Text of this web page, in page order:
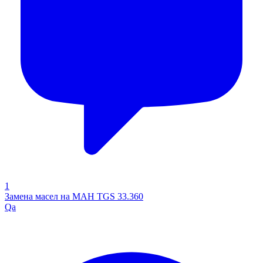
1
Замена масел на МАН TGS 33.360
Qa